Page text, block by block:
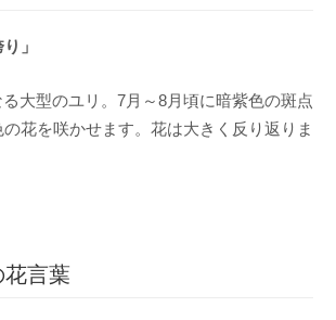
」
大型のユリ。7月～8月頃に暗紫色の斑点
花を咲かせます。花は大きく反り返りま
言葉